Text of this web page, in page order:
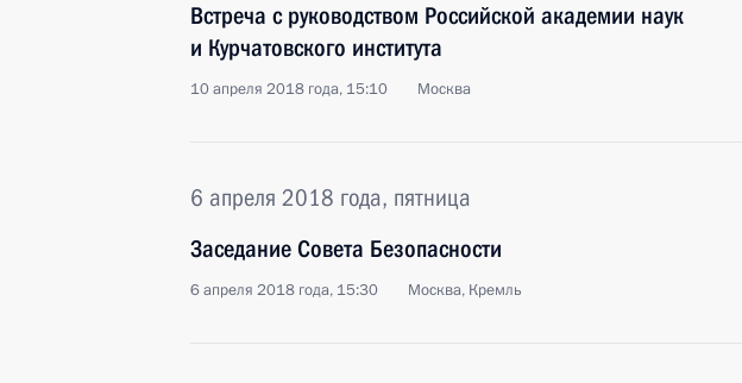
Встреча с руководством Российской академии наук
и Курчатовского института
10 апреля 2018 года, 15:10 Москва
6 апреля 2018 года, пятница
Заседание Совета Безопасности
6 апреля 2018 года, 15:30 Москва, Кремль